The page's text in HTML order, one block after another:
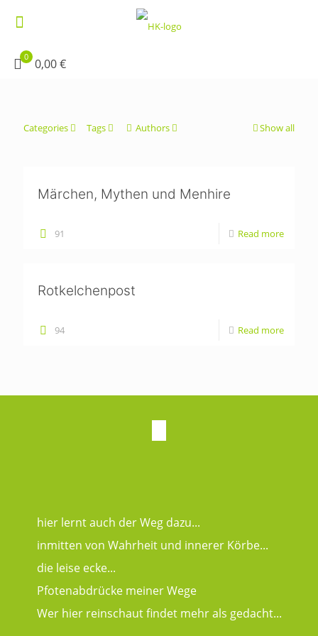
0 0,00 €
Categories Tags Authors Show all
Märchen, Mythen und Menhire
91 Read more
Rotkelchenpost
94 Read more
hier lernt auch der Weg dazu...
inmitten von Wahrheit und innerer Körbe...
die leise ecke...
Pfotenabdrücke meiner Wege
Wer hier reinschaut findet mehr als gedacht...